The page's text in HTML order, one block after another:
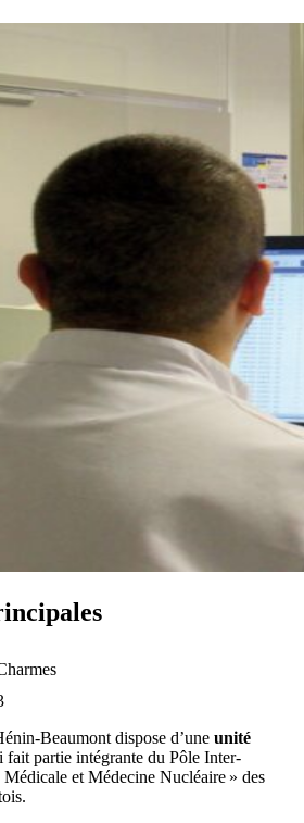
Beaumont dispose d’une unité
fait partie intégrante du Pôle Inter-
Médicale et Médecine Nucléaire » des